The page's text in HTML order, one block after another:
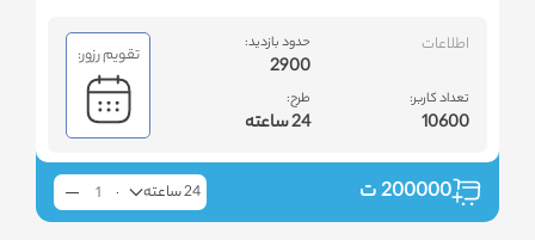
اطلاعات
تعداد کاربر:
10600
حدود بازدید:
2900
طرح:
24 ساعته
تقویم رزور:
200000ت 24 ساعته